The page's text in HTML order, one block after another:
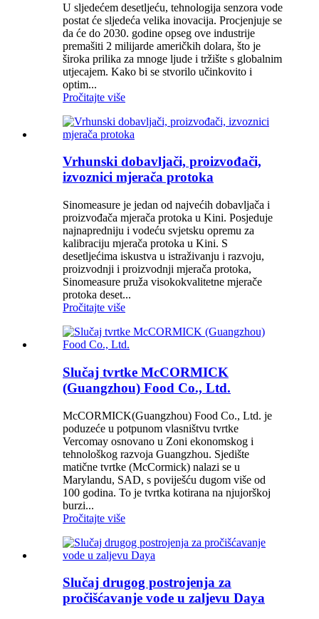
U sljedećem desetljeću, tehnologija senzora vode
postat će sljedeća velika inovacija. Procjenjuje se
da će do 2030. godine opseg ove industrije
premašiti 2 milijarde američkih dolara, što je
široka prilika za mnoge ljude i tržište s globalnim
utjecajem. Kako bi se stvorilo učinkovito i
optim...
Pročitajte više
Vrhunski dobavljači, proizvođači,
izvoznici mjerača protoka
Sinomeasure je jedan od najvećih dobavljača i
proizvođača mjerača protoka u Kini. Posjeduje
najnapredniju i vodeću svjetsku opremu za
kalibraciju mjerača protoka u Kini. S
desetljećima iskustva u istraživanju i razvoju,
proizvodnji i proizvodnji mjerača protoka,
Sinomeasure pruža visokokvalitetne mjerače
protoka deset...
Pročitajte više
Slučaj tvrtke McCORMICK
(Guangzhou) Food Co., Ltd.
McCORMICK(Guangzhou) Food Co., Ltd. je
poduzeće u potpunom vlasništvu tvrtke
Vercomay osnovano u Zoni ekonomskog i
tehnološkog razvoja Guangzhou. Sjedište
matične tvrtke (McCormick) nalazi se u
Marylandu, SAD, s poviješću dugom više od
100 godina. To je tvrtka kotirana na njujorškoj
burzi...
Pročitajte više
Slučaj drugog postrojenja za
pročišćavanje vode u zaljevu Daya